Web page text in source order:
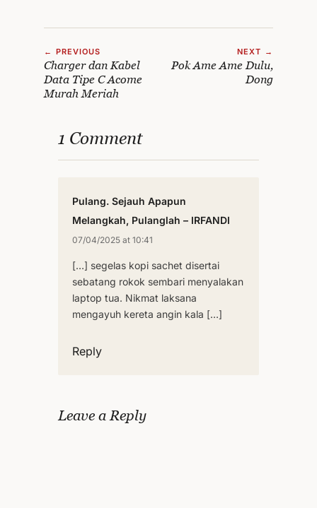
← PREVIOUS
Charger dan Kabel
Data Tipe C Acome
Murah Meriah
NEXT →
Pok Ame Ame Dulu,
Dong
1 Comment
Pulang. Sejauh Apapun
Melangkah, Pulanglah – IRFANDI
07/04/2025 at 10:41
[…] segelas kopi sachet disertai
sebatang rokok sembari menyalakan
laptop tua. Nikmat laksana
mengayuh kereta angin kala […]
Reply
Leave a Reply